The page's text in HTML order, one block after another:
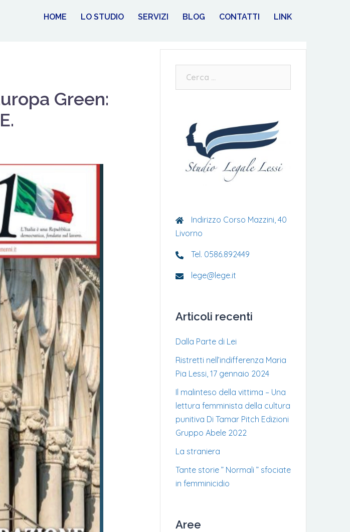
HOME LO STUDIO SERVIZI BLOG CONTATTI LINK
Green:
Indirizzo Corso Mazzini, 40
Livorno
Tel. 0586.892449
lege@lege.it
Articoli recenti
Dalla Parte di Lei
Ristretti nell’indifferenza Maria
Pia Lessi, 17 gennaio 2024
Il malinteso della vittima – Una
lettura femminista della cultura
punitiva Di Tamar Pitch Edizioni
Gruppo Abele 2022
La straniera
Tante storie ” Normali ” sfociate
in femminicidio
Aree